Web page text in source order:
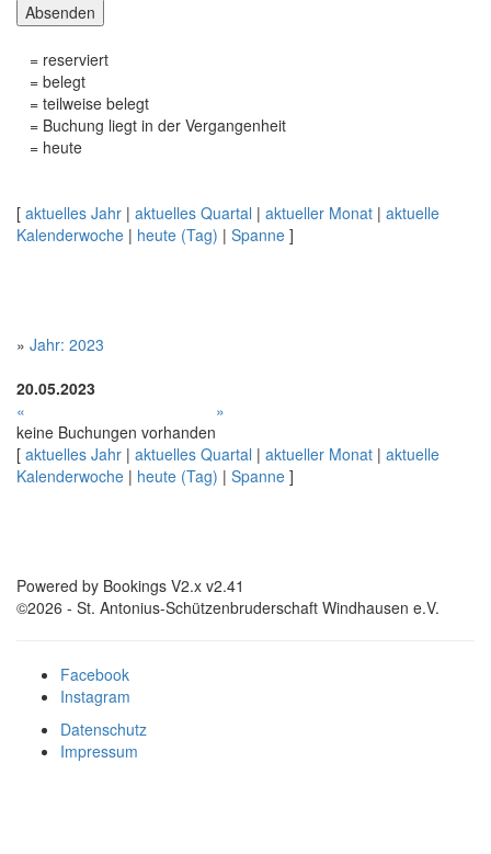
Absenden
= reserviert
= belegt
= teilweise belegt
= Buchung liegt in der Vergangenheit
= heute
[ aktuelles Jahr | aktuelles Quartal | aktueller Monat | aktuelle
Kalenderwoche | heute (Tag) | Spanne ]
» Jahr: 2023
20.05.2023
«
»
keine Buchungen vorhanden
[ aktuelles Jahr | aktuelles Quartal | aktueller Monat | aktuelle
Kalenderwoche | heute (Tag) | Spanne ]
Powered by Bookings V2.x v2.41
©2026 - St. Antonius-Schützenbruderschaft Windhausen e.V.
Facebook
Instagram
Datenschutz
Impressum